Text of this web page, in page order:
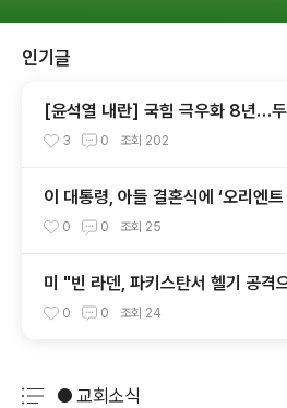
인기글
[윤석열 내란] 국힘 극우화 8년…
선 참패와 윤석열이 ‘폭주 기폭제’
3 0 조회 202
이 대통령, 아들 결혼식에 ‘오리엔
동료’ 초대
0 0 조회 25
미 "빈 라덴, 파키스탄서 헬기 공격
0 0 조회 24
● 교회소식